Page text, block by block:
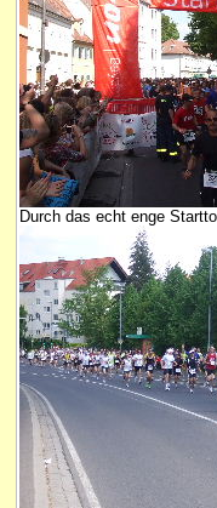
Durch das echt enge